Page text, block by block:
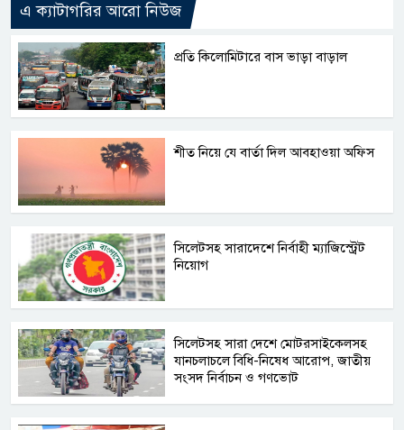
এ ক্যাটাগরির আরো নিউজ
প্রতি কিলোমিটারে বাস ভাড়া বাড়াল
শীত নিয়ে যে বার্তা দিল আবহাওয়া অফিস
সিলেটসহ সারাদেশে নির্বাহী ম্যাজিস্ট্রেট
নিয়োগ
সিলেটসহ সারা দেশে মোটরসাইকেলসহ
যানচলাচলে বিধি-নিষেধ আরোপ, জাতীয়
সংসদ নির্বাচন ও গণভোট